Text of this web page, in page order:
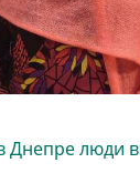
Днепре люди